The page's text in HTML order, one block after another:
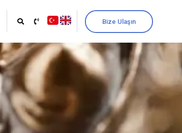
Bize Ulaşın